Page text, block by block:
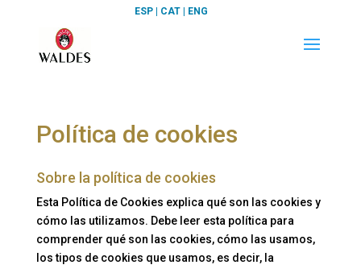
ESP CAT ENG
Política de cookies
Sobre la política de cookies
Esta Política de Cookies explica qué son las cookies y
cómo las utilizamos. Debe leer esta política para
comprender qué son las cookies, cómo las usamos,
los tipos de cookies que usamos, es decir, la